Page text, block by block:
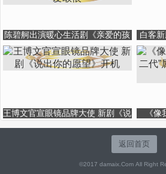
陈碧舸出演暖心生活剧《亲爱的孩
子》诠释“戏精”少女敢爱敢恨
白客
王博文官宣眼镜品牌大使 新剧《说
《
返回首页
©2017 damaix.Com All Right